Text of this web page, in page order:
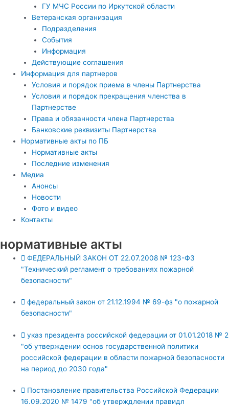
ГУ МЧС России по Иркутской области
Ветеранская организация
Подразделения
События
Информация
Действующие соглашения
Информация для партнеров
Условия и порядок приема в члены Партнерства
Условия и порядок прекращения членства в
Партнерстве
Права и обязанности члена Партнерства
Банковские реквизиты Партнерства
Нормативные акты по ПБ
Нормативные акты
Последние изменения
Медиа
Анонсы
Новости
Фото и видео
Контакты
нормативные акты
ФЕДЕРАЛЬНЫЙ ЗАКОН ОТ 22.07.2008 № 123-ФЗ
"Технический регламент о требованиях пожарной
безопасности"
федеральный закон от 21.12.1994 № 69-фз "о пожарной
безопасности"
указ президента российской федерации от 01.01.2018 № 2
"об утверждении основ государственной политики
российской федерации в области пожарной безопасности
на период до 2030 года"
Постановление правительства Российской Федерации
16.09.2020 № 1479 "об утверждлении правидл